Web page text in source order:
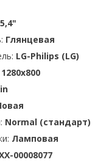
Глянцевая
LG-Philips (LG)
1280x800
Normal (стандарт)
Ламповая
00008077